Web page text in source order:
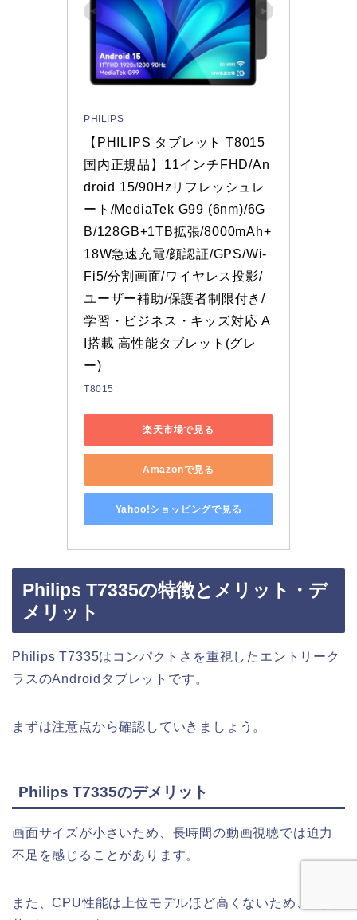
PHILIPS
【PHILIPS タブレット T8015
国内正規品】11インチFHD/An
droid 15/90Hzリフレッシュレ
ート/MediaTek G99 (6nm)/6G
B/128GB+1TB拡張/8000mAh+
18W急速充電/顔認証/GPS/Wi-
Fi5/分割画面/ワイヤレス投影/
ユーザー補助/保護者制限付き/
学習・ビジネス・キッズ対応 A
I搭載 高性能タブレット(グレ
ー)
T8015
楽天市場で見る
Amazonで見る
Yahoo!ショッピングで見る
Philips T7335の特徴とメリット・デ
メリット
Philips T7335はコンパクトさを重視したエントリーク
ラスのAndroidタブレットです。
まずは注意点から確認していきましょう。
Philips T7335のデメリット
画面サイズが小さいため、長時間の動画視聴では迫力
不足を感じることがあります。
また、CPU性能は上位モデルほど高くないため、高負